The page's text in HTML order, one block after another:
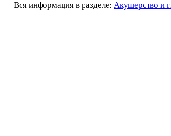
Вся информация в разделе: Акушерство и